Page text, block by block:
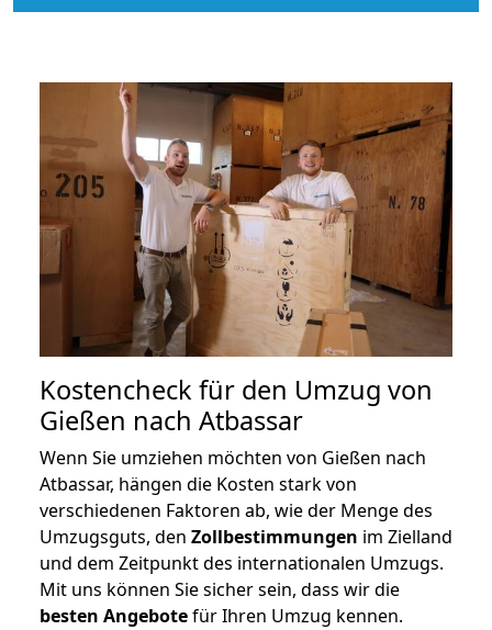
Kostencheck für den Umzug von
Gießen nach Atbassar
Wenn Sie umziehen möchten von Gießen nach
Atbassar, hängen die Kosten stark von
verschiedenen Faktoren ab, wie der Menge des
Umzugsguts, den Zollbestimmungen im Zielland
und dem Zeitpunkt des internationalen Umzugs.
Mit uns können Sie sicher sein, dass wir die
besten Angebotefür Ihren Umzug kennen.